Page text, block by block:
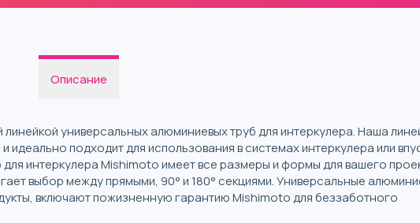
Описание
универсальных алюминиевых труб для интеркулера. Наша
подходит для использования в системах интеркулера или
интеркулера Mishimoto имеет все размеры и формы для вашего
выбор между прямыми, 90° и 180° секциями. Универсальные
включают пожизненную гарантию Mishimoto для беззаботного